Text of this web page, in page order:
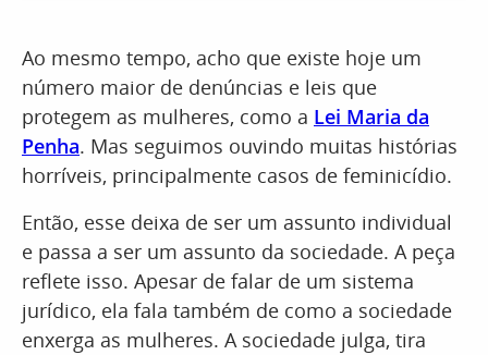
Ao mesmo tempo, acho que existe hoje um
número maior de denúncias e leis que
protegem as mulheres, como a Lei Maria da
Penha. Mas seguimos ouvindo muitas histórias
horríveis, principalmente casos de feminicídio.
Então, esse deixa de ser um assunto individual
e passa a ser um assunto da sociedade. A peça
reflete isso. Apesar de falar de um sistema
jurídico, ela fala também de como a sociedade
enxerga as mulheres. A sociedade julga, tira